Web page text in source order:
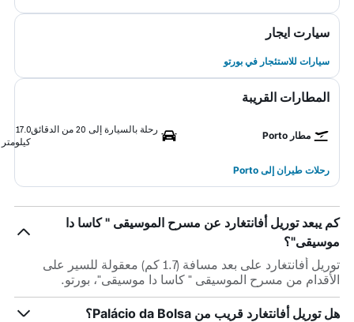
سيارت ايجار
سيارات للاستئجار في بورتو
المطارات القريبة
مطار Porto
رحلة بالسيارة إلى 20 من الدقائق
17.0
كيلومتر
رحلات طيران إلى Porto
كم يبعد توريل أفانتغارد عن مسرح الموسيقى " كاسا دا
موسيقى"؟
توريل أفانتغارد على بعد مسافة (1.7 كم) معقولة للسير على
الأقدام من مسرح الموسيقى " كاسا دا موسيقى"، بورتو.
هل توريل أفانتغارد قريب من Palácio da Bolsa؟